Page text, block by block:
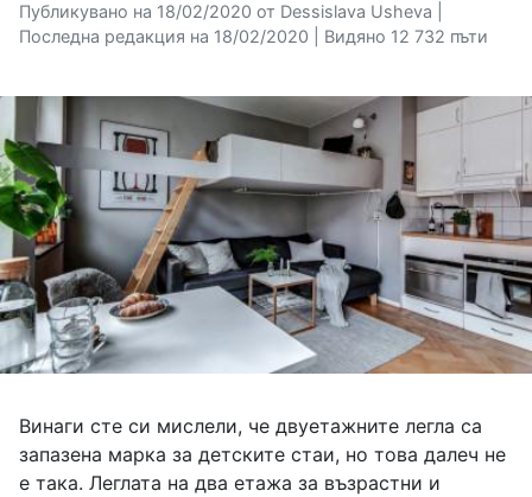
Публикувано на 18/02/2020 от Dessislava Usheva |
Последна редакция на 18/02/2020 | Видяно 12 732 пъти
Винаги сте си мислели, че двуетажните легла са
запазена марка за детските стаи, но това далеч не
е така. Леглата на два етажа за възрастни и